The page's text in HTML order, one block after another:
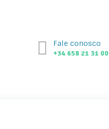
Fale conosco
+34 658 21 31 00